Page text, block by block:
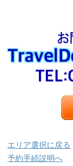
エリア選択に戻る
予約手続説明へ